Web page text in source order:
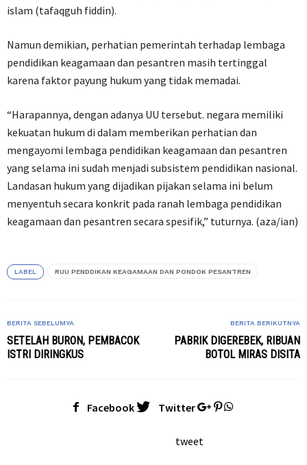
islam (tafaqguh fiddin).
Namun demikian, perhatian pemerintah terhadap lembaga
pendidikan keagamaan dan pesantren masih tertinggal
karena faktor payung hukum yang tidak memadai.
“Harapannya, dengan adanya UU tersebut. negara memiliki
kekuatan hukum di dalam memberikan perhatian dan
mengayomi lembaga pendidikan keagamaan dan pesantren
yang selama ini sudah menjadi subsistem pendidikan nasional.
Landasan hukum yang dijadikan pijakan selama ini belum
menyentuh secara konkrit pada ranah lembaga pendidikan
keagamaan dan pesantren secara spesifik,” tuturnya. (aza/ian)
LABEL RUU PENDDIKAN KEAGAMAAN DAN PONDOK PESANTREN
BERITA SEBELUMYA
SETELAH BURON, PEMBACOK
ISTRI DIRINGKUS
BERITA BERIKUTNYA
PABRIK DIGEREBEK, RIBUAN
BOTOL MIRAS DISITA
Facebook Twitter
tweet